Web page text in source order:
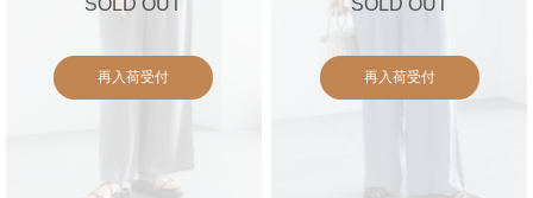
SOLD OUT
再入荷受付
SOLD OUT
再入荷受付